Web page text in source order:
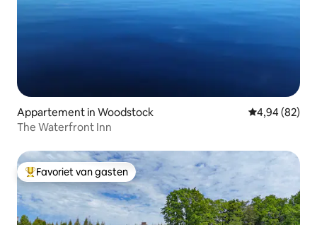
Appartement in Woodstock Gemiddelde
4,94 (82)
The Waterfront Inn
Topfavoriet van gasten
Favoriet van gasten